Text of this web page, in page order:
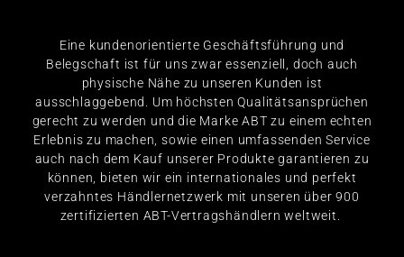
Eine kundenorientierte Geschäftsführung und
Belegschaft ist für uns zwar essenziell, doch auch
physische Nähe zu unseren Kunden ist
ausschlaggebend. Um höchsten Qualitätsansprüchen
gerecht zu werden und die Marke ABT zu einem echten
Erlebnis zu machen, sowie einen umfassenden Service
auch nach dem Kauf unserer Produkte garantieren zu
können, bieten wir ein internationales und perfekt
verzahntes Händlernetzwerk mit unseren über 900
zertifizierten ABT-Vertragshändlern weltweit.